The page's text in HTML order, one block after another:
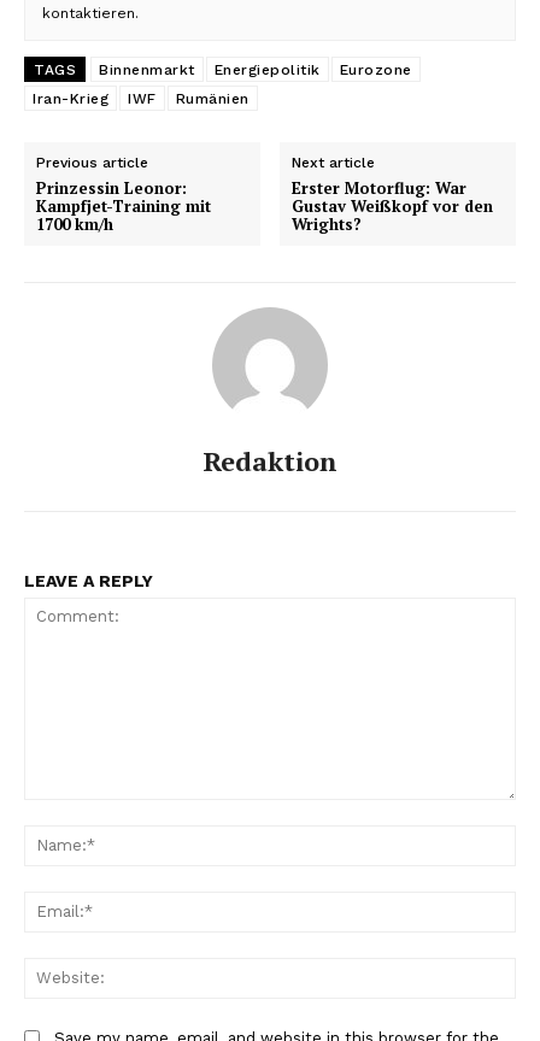
kontaktieren.
TAGS Binnenmarkt Energiepolitik
Eurozone
Iran-Krieg
IWF Rumänien
Previous article
Prinzessin Leonor:
Kampfjet-Training mit
1700 km/h
Next article
Erster Motorflug: War
Gustav Weißkopf vor den
Wrights?
Redaktion
LEAVE A REPLY